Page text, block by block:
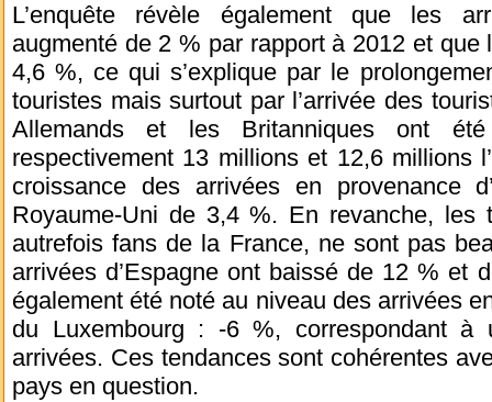
L’enquête révèle également que les
augmenté de 2 % par rapport à 2012 et
4,6 %, ce qui s’explique par le
touristes mais surtout par l’arrivée des
Allemands et les Britanniques ont
respectivement 13 millions et 12,6 millions
croissance des arrivées en provenance
Royaume-Uni de 3,4 %. En revanche, les
autrefois fans de la France, ne sont pas
arrivées d’Espagne ont baissé de 12 % et
également été noté au niveau des arrivées
du Luxembourg : -6 %, correspondant à
arrivées. Ces tendances sont cohérentes
pays en question.